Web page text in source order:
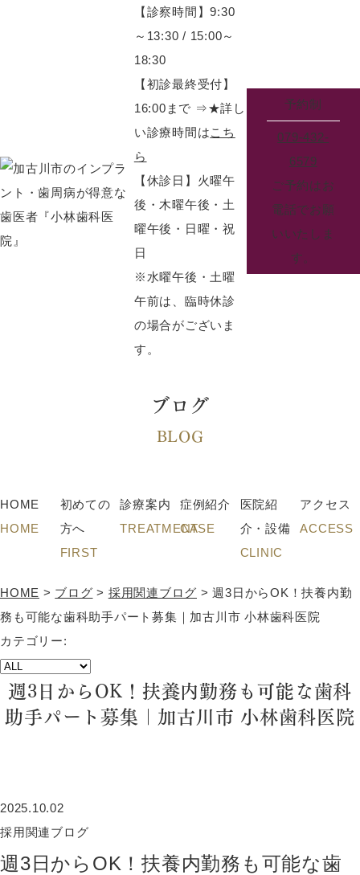
【診察時間】9:30
～13:30 / 15:00～
18:30
【初診最終受付】
16:00まで ⇒★詳し
い診療時間はこち
ら
【休診日】火曜午
後・木曜午後・土
曜午後・日曜・祝
日
※水曜午後・土曜
午前は、臨時休診
の場合がございま
す。
予約制
079-432-
6579
ご予約はお
電話でお願
いいたしま
す。
ブログ
BLOG
HOME
HOME
初めての
方へ
FIRST
診療案内
TREATMENT
症例紹介
CASE
医院紹
介・設備
CLINIC
アクセス
ACCESS
HOME > ブログ > 採用関連ブログ >週3日からOK！扶養内勤
務も可能な歯科助手パート募集｜加古川市 小林歯科医院
カテゴリー:
週3日からOK！扶養内勤務も可能な歯科
助手パート募集｜加古川市 小林歯科医院
2025.10.02
採用関連ブログ
週3日からOK！扶養内勤務も可能な歯